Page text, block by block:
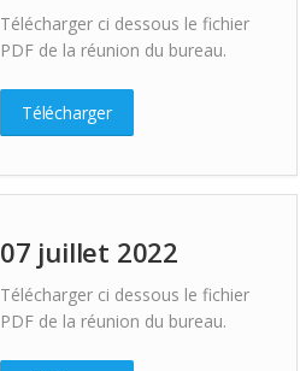
Télécharger ci dessous le fichier
PDF de la réunion du bureau.
Télécharger
07 juillet 2022
Télécharger ci dessous le fichier
PDF de la réunion du bureau.